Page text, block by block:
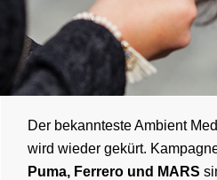
Der bekannteste Ambient
wird wieder gekürt.
Puma, Ferrero und MARS